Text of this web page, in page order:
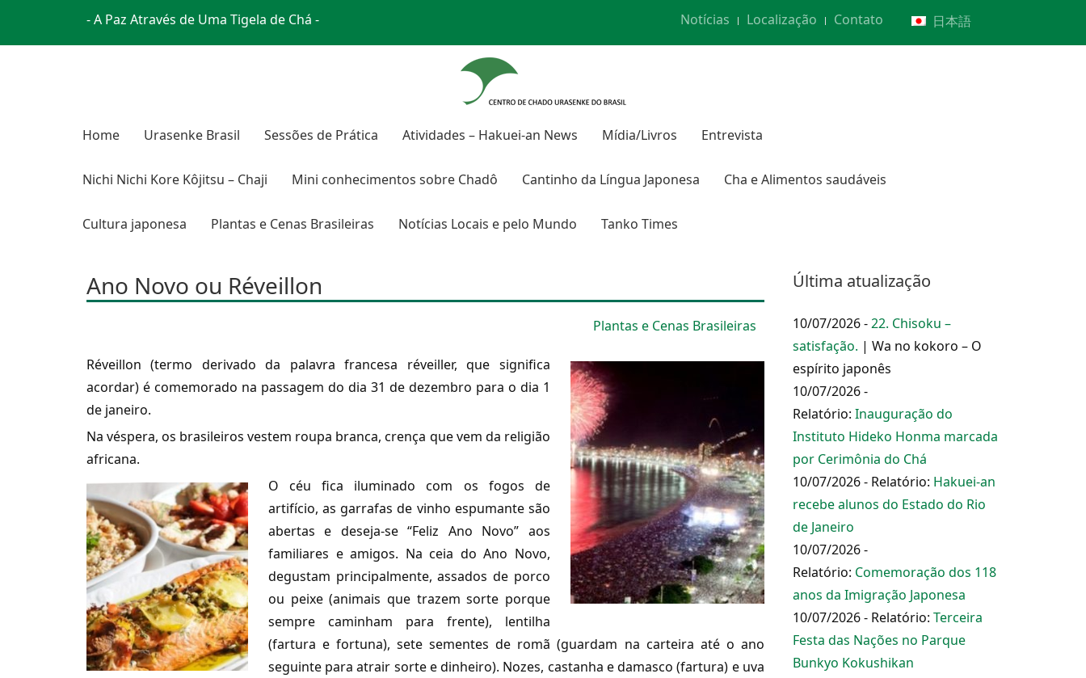
- A Paz Através de Uma Tigela de Chá - Notícias Localização Contato 日本語
Home Urasenke Brasil Sessões de Prática Atividades – Hakuei-an News Mídia/Livros Entrevista
Nichi Nichi Kore Kôjitsu – Chaji Mini conhecimentos sobre Chadô Cantinho da Língua Japonesa Cha e Alimentos saudáveis
Cultura japonesa Plantas e Cenas Brasileiras Notícias Locais e pelo Mundo Tanko Times
Ano Novo ou Réveillon
Plantas e Cenas Brasileiras
Réveillon (termo derivado da palavra francesa réveiller, que significa
acordar) é comemorado na passagem do dia 31 de dezembro para o dia 1
de janeiro.
Na véspera, os brasileiros vestem roupa branca, crença que vem da religião
africana.
O céu fica iluminado com os fogos de
artifício, as garrafas de vinho espumante são
abertas e deseja-se “Feliz Ano Novo” aos
familiares e amigos. Na ceia do Ano Novo,
degustam principalmente, assados de porco
ou peixe (animais que trazem sorte porque
sempre caminham para frente), lentilha
(fartura e fortuna), sete sementes de romã (guardam na carteira até o ano
seguinte para atrair sorte e dinheiro). Nozes, castanha e damasco (fartura) e uva
Última atualização
10/07/2026 -22. Chisoku –
satisfação. | Wa no kokoro – O
espírito japonês
10/07/2026 -
Relatório: Inauguração do
Instituto Hideko Honma marcada
por Cerimônia do Chá
10/07/2026 - Relatório: Hakuei-an
recebe alunos do Estado do Rio
de Janeiro
10/07/2026 -
Relatório: Comemoração dos 118
anos da Imigração Japonesa
10/07/2026 - Relatório: Terceira
Festa das Nações no Parque
Bunkyo Kokushikan